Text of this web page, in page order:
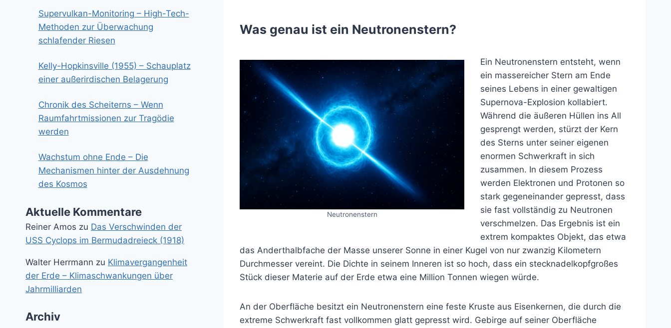
Was genau ist ein Neutronenstern?
Neutronenstern
Ein Neutronenstern entsteht, wenn
ein massereicher Stern am Ende
seines Lebens in einer gewaltigen
Supernova-Explosion kollabiert.
Während die äußeren Hüllen ins All
gesprengt werden, stürzt der Kern
des Sterns unter seiner eigenen
enormen Schwerkraft in sich
zusammen. In diesem Prozess
werden Elektronen und Protonen so
stark gegeneinander gepresst, dass
sie fast vollständig zu Neutronen
verschmelzen. Das Ergebnis ist ein
extrem kompaktes Objekt, das etwa
das Anderthalbfache der Masse unserer Sonne in einer Kugel von nur zwanzig Kilometern
Durchmesser vereint. Die Dichte in seinem Inneren ist so hoch, dass ein stecknadelkopfgroßes
Stück dieser Materie auf der Erde etwa eine Million Tonnen wiegen würde.
An der Oberfläche besitzt ein Neutronenstern eine feste Kruste aus Eisenkernen, die durch die
extreme Schwerkraft fast vollkommen glatt gepresst wird. Gebirge auf seiner Oberfläche
Supervulkan-Monitoring – High-Tech-
Methoden zur Überwachung
schlafender Riesen
Kelly-Hopkinsville (1955) – Schauplatz
einer außerirdischen Belagerung
Chronik des Scheiterns – Wenn
Raumfahrtmissionen zur Tragödie
werden
Wachstum ohne Ende – Die
Mechanismen hinter der Ausdehnung
des Kosmos
Aktuelle Kommentare
Reiner Amos zu Das Verschwinden der
USS Cyclops im Bermudadreieck (1918)
Walter Herrmann zu Klimavergangenheit
der Erde – Klimaschwankungen über
Jahrmilliarden
Archiv